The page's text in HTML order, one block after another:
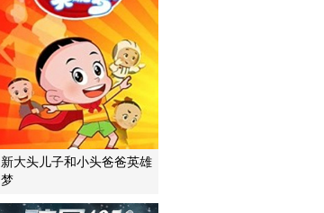
“蜜蜂博士”的甜蜜事業
道德觀察
“沉睡”4年保單的時效
之爭
新大头儿子和小头爸爸英雄
梦